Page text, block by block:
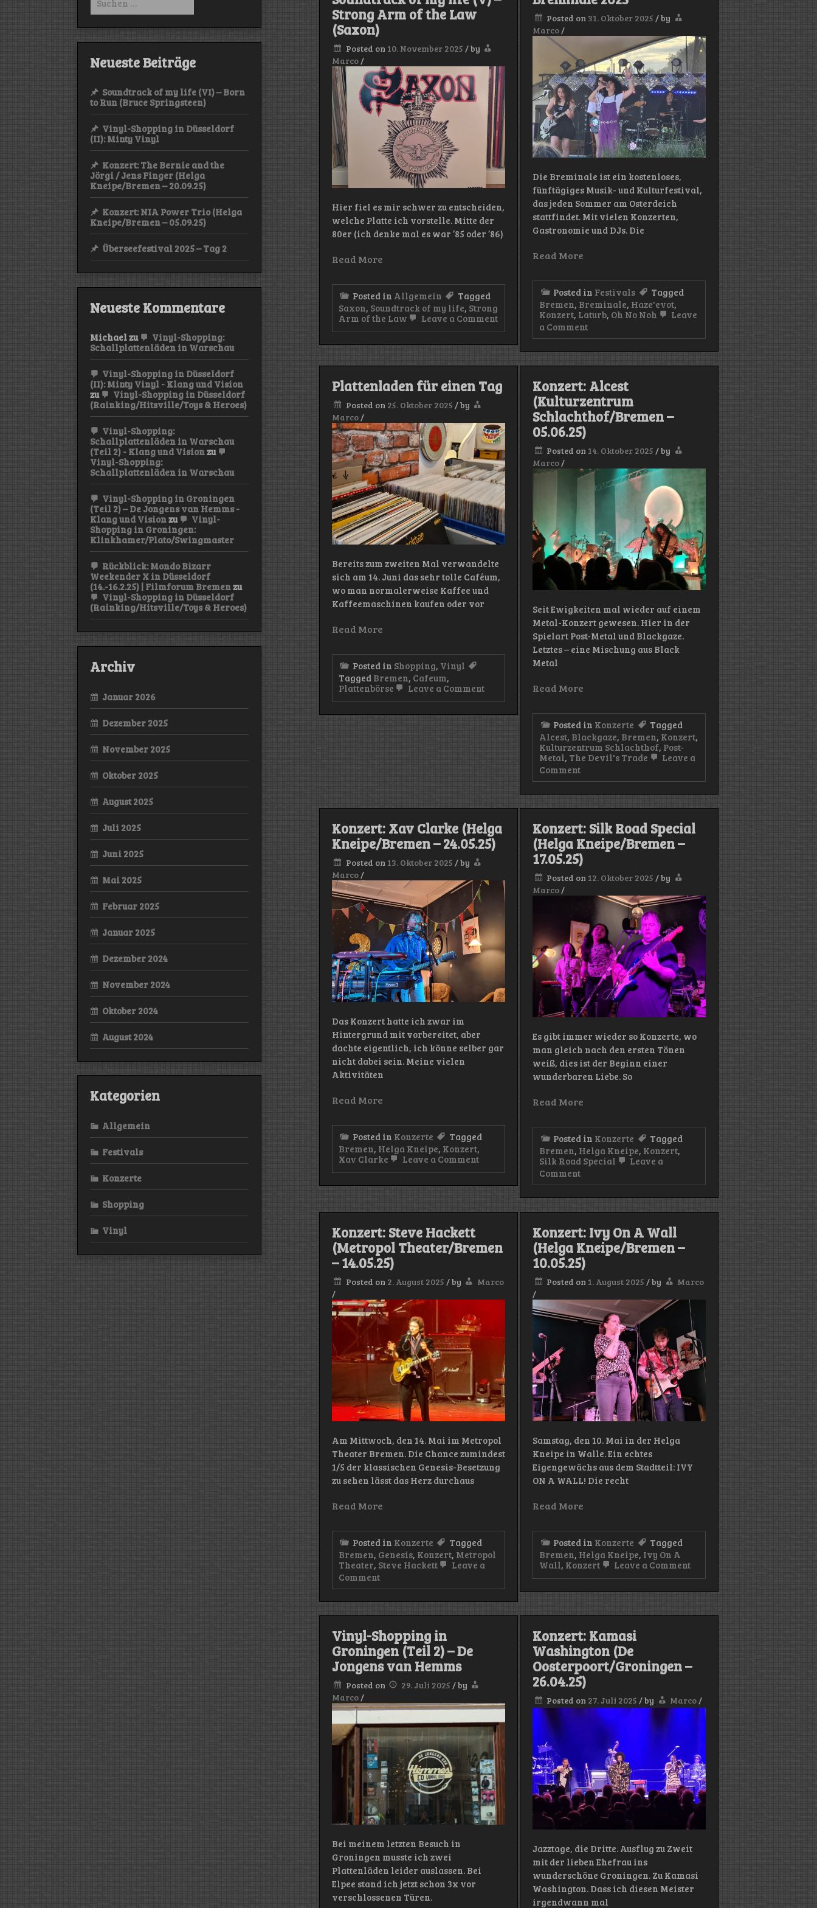
Strong Arm of the Law
(Saxon)
Posted on 10. November 2025 /by
Marco/
Hier fiel es mir schwer zu entscheiden,
welche Platte ich vorstelle. Mitte der
80er (ich denke mal es war ’85 oder ’86)
Read More
Posted in Allgemein
Tagged
Saxon, Soundtrack of my life, Strong
Arm of the Law
Leave a Commenton
Soundtrack
my
(V)
Strong
the
Law
(Saxon)
Posted on 31. Oktober 2025 /by
Marco/
Die Breminale ist ein kostenloses,
fünftägiges Musik- und Kulturfestival,
das jeden Sommer am Osterdeich
stattfindet. Mit vielen Konzerten,
Gastronomie und DJs. Die
Read More
Posted in Festivals
Tagged
Bremen, Breminale, Haze'evot,
Konzert, Laturb, Oh No Noh
Leave
a Commenton
Breminale
Plattenladen für einen Tag
Posted on 25. Oktober 2025 /by
Marco/
Bereits zum zweiten Mal verwandelte
sich am 14. Juni das sehr tolle Caféum,
wo man normalerweise Kaffee und
Kaffeemaschinen kaufen oder vor
Read More
Posted in Shopping, Vinyl
Tagged Bremen, Cafeum,
Plattenbörse
Leave a Commenton
einen
Konzert: Alcest
(Kulturzentrum
Schlachthof/Bremen –
05.06.25)
Posted on 14. Oktober 2025 /by
Marco /
Seit Ewigkeiten mal wieder auf einem
Metal-Konzert gewesen. Hier in der
Spielart Post-Metal und Blackgaze.
Letztes – eine Mischung aus Black
Metal
Read More
Posted in Konzerte
Tagged
Alcest, Blackgaze, Bremen, Konzert,
Kulturzentrum Schlachthof, Post-
Metal, The Devil's Trade
Leave a
Commenton
Konzert:
Schlachthof/Bremen
05.06.25)
Konzert: Xav Clarke (Helga
Kneipe/Bremen – 24.05.25)
Posted on 13. Oktober 2025 /by
Marco/
Das Konzert hatte ich zwar im
Hintergrund mit vorbereitet, aber
dachte eigentlich, ich könne selber gar
nicht dabei sein. Meine vielen
Aktivitäten
Read More
Posted in Konzerte
Tagged
Bremen, Helga Kneipe, Konzert,
Xav Clarke
Leave a Commenton
Clarke
Kneipe/Bremen
Konzert: Silk Road Special
(Helga Kneipe/Bremen –
17.05.25)
Posted on 12. Oktober 2025 /by
Marco/
Es gibt immer wieder so Konzerte, wo
man gleich nach den ersten Tönen
weiß, dies ist der Beginn einer
wunderbaren Liebe. So
Read More
Posted in Konzerte
Tagged
Bremen, Helga Kneipe, Konzert,
Silk Road Special
Leave a
Commenton
Konzert:
Special
Kneipe/Bremen
–
17.05.25)
Konzert: Steve Hackett
(Metropol Theater/Bremen
– 14.05.25)
Posted on 2. August 2025 /by
Marco
/
Am Mittwoch, den 14. Mai im Metropol
Theater Bremen. Die Chance zumindest
1/5 der klassischen Genesis-Besetzung
zu sehen lässt das Herz durchaus
Read More
Posted in Konzerte
Tagged
Bremen, Genesis, Konzert, Metropol
Theater, Steve Hackett
Leave a
Commenton
Konzert:
(Metropol
Theater/Bremen
–
14.05.25)
Konzert: Ivy On A Wall
(Helga Kneipe/Bremen –
10.05.25)
Posted on 1. August 2025 /by
Marco
/
Samstag, den 10. Mai in der Helga
Kneipe in Walle. Ein echtes
Eigengewächs aus dem Stadtteil: IVY
ON A WALL! Die recht
Read More
Posted in Konzerte
Tagged
Bremen, Helga Kneipe, Ivy On A
Wall, Konzert Leave a Commenton
On
Wall
Vinyl-Shopping in
Groningen (Teil 2) – De
Jongens van Hemms
Posted on 29. Juli 2025 /by
Marco/
Bei meinem letzten Besuch in
Groningen musste ich zwei
Plattenläden leider auslassen. Bei
Elpee stand ich jetzt schon 3x vor
verschlossenen Türen.
Konzert: Kamasi
Washington (De
Oosterpoort/Groningen –
26.04.25)
Posted on 27. Juli 2025 /by Marco/
Jazztage, die Dritte. Ausflug zu Zweit
mit der lieben Ehefrau ins
wunderschöne Groningen. Zu Kamasi
Washington. Dass ich diesen Meister
irgendwann mal
nach:
Neueste Beiträge
Soundtrack of my life (VI) – Born
to Run (Bruce Springsteen)
Vinyl-Shopping in Düsseldorf
(II): Minty Vinyl
Konzert: The Bernie and the
Jörgi / Jens Finger (Helga
Kneipe/Bremen – 20.09.25)
Konzert: NIA Power Trio (Helga
Kneipe/Bremen – 05.09.25)
Überseefestival 2025 – Tag 2
Neueste Kommentare
Michaelzu
Vinyl-Shopping:
Schallplattenläden in Warschau
Vinyl-Shopping in Düsseldorf
(II): Minty Vinyl - Klang und Vision
zu
Vinyl-Shopping in Düsseldorf
(Rainking/Hitsville/Toys & Heroes)
Vinyl-Shopping:
Schallplattenläden in Warschau
(Teil 2) - Klang und Visionzu
Vinyl-Shopping:
Schallplattenläden in Warschau
Vinyl-Shopping in Groningen
(Teil 2) – De Jongens van Hemms -
Klang und Visionzu
Vinyl-
Shopping in Groningen:
Klinkhamer/Plato/Swingmaster
Rückblick: Mondo Bizarr
Weekender X in Düsseldorf
(14.-16.2.25) | Filmforum Bremenzu
Vinyl-Shopping in Düsseldorf
(Rainking/Hitsville/Toys & Heroes)
Archiv
Januar 2026
Dezember 2025
November 2025
Oktober 2025
August 2025
Juli 2025
Juni 2025
Mai 2025
Februar 2025
Januar 2025
Dezember 2024
November 2024
Oktober 2024
August 2024
Kategorien
Allgemein
Festivals
Konzerte
Shopping
Vinyl